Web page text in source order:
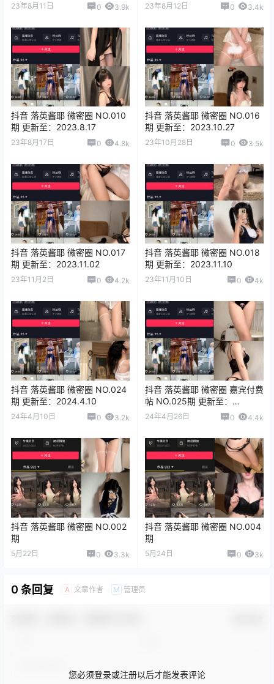
23年8月11日 0 3.9k 23年8月12日 0 3.4k
抖音 落英酱耶 微密圈 NO.010
期 更新至：2023.8.17
23年8月17日 0 4.8k
抖音 落英酱耶 微密圈 NO.016
期 更新至：2023.10.27
23年10月28日 0 3.5k
抖音 落英酱耶 微密圈 NO.017
期 更新至：2023.11.02
23年11月2日 0 4.2k
抖音 落英酱耶 微密圈 NO.018
期 更新至：2023.11.10
23年11月10日 0 4k
抖音 落英酱耶 微密圈 NO.024
期 更新至：2024.4.10
24年4月10日 0 3.2k
抖音 落英酱耶 微密圈 嘉宾付费
帖 NO.025期 更新至：
2024.4.26
24年4月26日 0 4.4k
抖音 落英酱耶 微密圈 NO.002
期
5月22日 0 3.3k
抖音 落英酱耶 微密圈 NO.004
期
5月24日 0 3k
0 条回复 A 文章作者 M 管理员
您必须登录或注册以后才能发表评论